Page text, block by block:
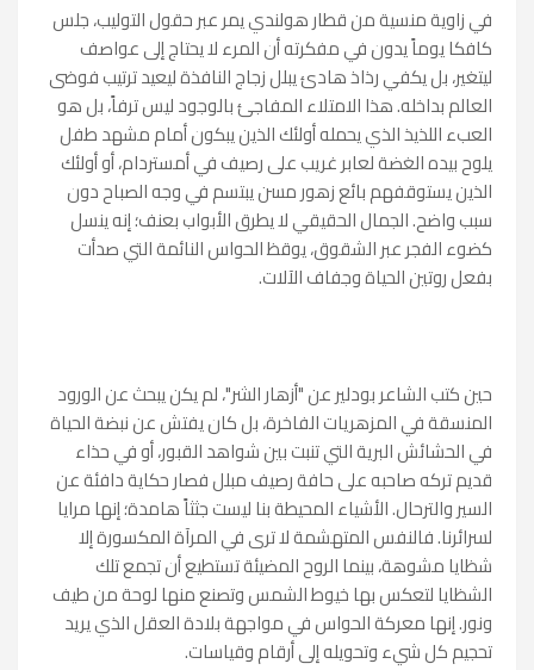
في زاوية منسية من قطار هولندي يمر عبر حقول التوليب، جلس
كافكا يوماً يدون في مفكرته أن المرء لا يحتاج إلى عواصف
ليتغير، بل يكفي رذاذ هادئ يبلل زجاج النافذة ليعيد ترتيب فوضى
العالم بداخله. هذا الامتلاء المفاجئ بالوجود ليس ترفاً، بل هو
العبء اللذيذ الذي يحمله أولئك الذين يبكون أمام مشهد طفل
يلوح بيده الغضة لعابر غريب على رصيف في أمستردام، أو أولئك
الذين يستوقفهم بائع زهور مسن يبتسم في وجه الصباح دون
سبب واضح. الجمال الحقيقي لا يطرق الأبواب بعنف؛ إنه ينسل
كضوء الفجر عبر الشقوق، يوقظ الحواس النائمة التي صدأت
بفعل روتين الحياة وجفاف الآلات.
حين كتب الشاعر بودلير عن "أزهار الشر"، لم يكن يبحث عن الورود
المنسقة في المزهريات الفاخرة، بل كان يفتش عن نبضة الحياة
في الحشائش البرية التي تنبت بين شواهد القبور، أو في حذاء
قديم تركه صاحبه على حافة رصيف مبلل فصار حكاية دافئة عن
السير والترحال. الأشياء المحيطة بنا ليست جثثاً هامدة؛ إنها مرايا
لسرائرنا. فالنفس المتهشمة لا ترى في المرآة المكسورة إلا
شظايا مشوهة، بينما الروح المضيئة تستطيع أن تجمع تلك
الشظايا لتعكس بها خيوط الشمس وتصنع منها لوحة من طيف
ونور. إنها معركة الحواس في مواجهة بلادة العقل الذي يريد
تحجيم كل شيء وتحويله إلى أرقام وقياسات.